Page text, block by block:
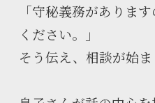
「守秘義務がありま
ください。」
そう伝え、相談が始ま